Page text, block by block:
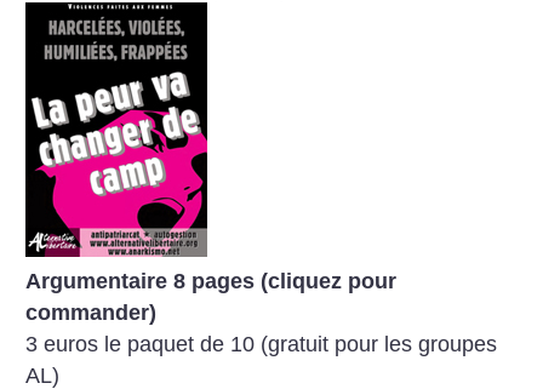
Argumentaire 8 pages (cliquez pour
commander)
3 euros le paquet de 10 (gratuit pour les groupes
AL)